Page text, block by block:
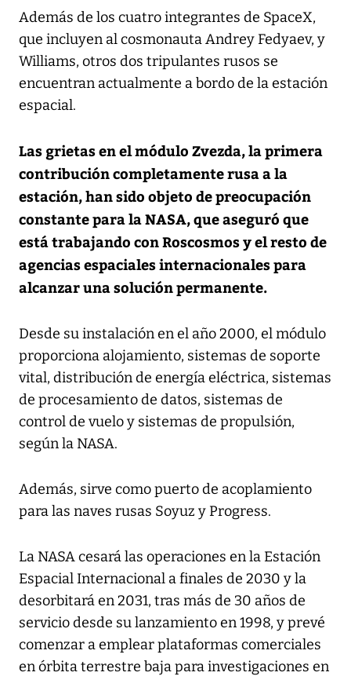
Además de los cuatro integrantes de SpaceX,
que incluyen al cosmonauta Andrey Fedyaev, y
Williams, otros dos tripulantes rusos se
encuentran actualmente a bordo de la estación
espacial.
Las grietas en el módulo Zvezda, la primera
contribución completamente rusa a la
estación, han sido objeto de preocupación
constante para la NASA, que aseguró que
está trabajando con Roscosmos y el resto de
agencias espaciales internacionales para
alcanzar una solución permanente.
Desde su instalación en el año 2000, el módulo
proporciona alojamiento, sistemas de soporte
vital, distribución de energía eléctrica, sistemas
de procesamiento de datos, sistemas de
control de vuelo y sistemas de propulsión,
según la NASA.
Además, sirve como puerto de acoplamiento
para las naves rusas Soyuz y Progress.
La NASA cesará las operaciones en la Estación
Espacial Internacional a finales de 2030 y la
desorbitará en 2031, tras más de 30 años de
servicio desde su lanzamiento en 1998, y prevé
comenzar a emplear plataformas comerciales
en órbita terrestre baja para investigaciones en